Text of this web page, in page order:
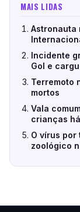
MAIS LIDAS
Astronauta
Incidente
Gol e
Terremoto
mortos
Vala
crianças
O vírus por
zoológico